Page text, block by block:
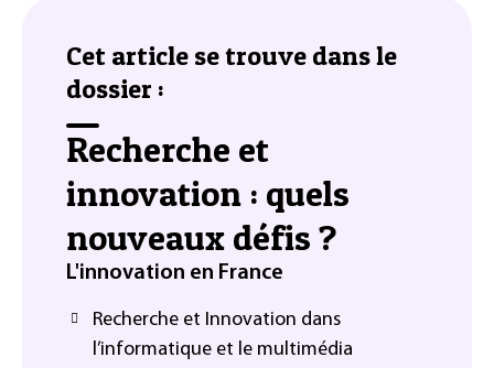
Cet article se trouve dans le
dossier :
Recherche et
innovation : quels
nouveaux défis ?
L'innovation en France
Recherche et Innovation dans
l’informatique et le multimédia